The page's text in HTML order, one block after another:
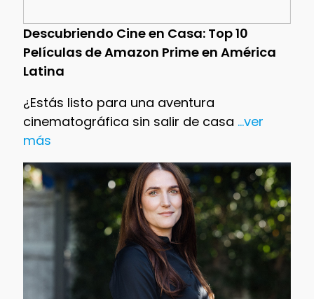
Descubriendo Cine en Casa: Top 10
Películas de Amazon Prime en América
Latina
¿Estás listo para una aventura
cinematográfica sin salir de casa ...ver
más